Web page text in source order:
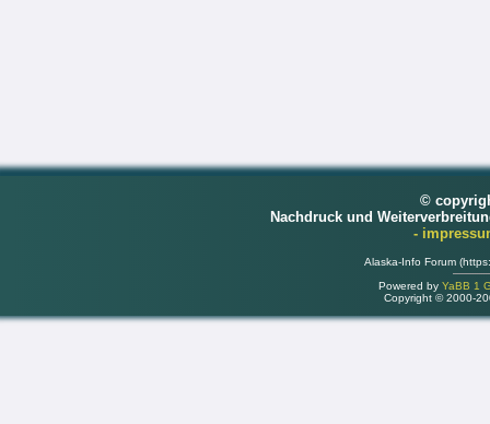
©
Nachdruck und
-
Alaska-Info Forum
Powered by YaBB 1
Copyright © 2000-